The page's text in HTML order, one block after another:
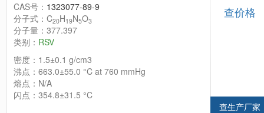
CAS号： 1323077-89-9
分子式：C20H19N5O3
分子量：377.397
类别： RSV
密度：1.5±0.1 g/cm3
沸点：663.0±55.0 °C at 760 mmHg
熔点：N/A
闪点：354.8±31.5 °C
查价格
查生产厂家